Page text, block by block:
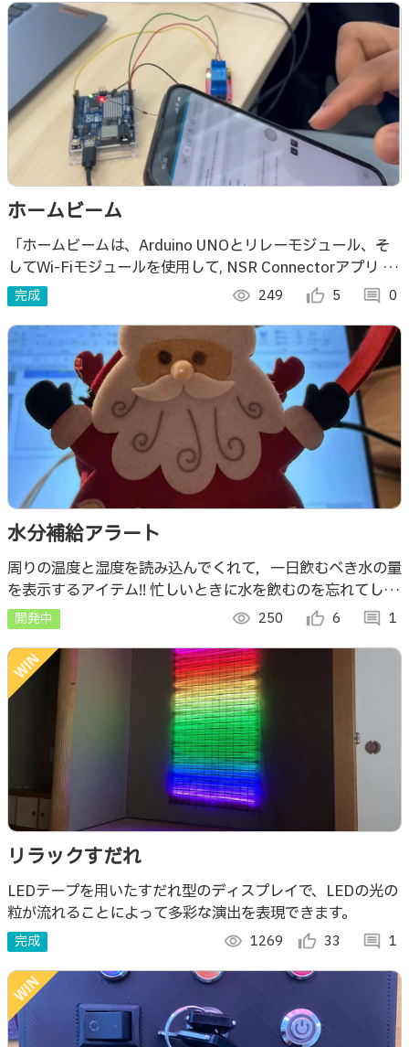
ホームビーム
「ホームビームは、Arduino UNOとリレーモジュール、そ
してWi-Fiモジュールを使用して, NSR Connectorアプリ か
ら照明を遠隔操作できるスマートライト制御システムです.
ス
完成 visibility 249 thumb_up_alt 5 comment 0
水分補給アラート
周りの温度と湿度を読み込んでくれて，一日飲むべき水の量
を表示するアイテム!! 忙しいときに水を飲むのを忘れてしま
う人のためにLEDで「水を飲みましょう」と知らせ，健康管
理をサポートします。
開発中 visibility 250 thumb_up_alt 6 comment 1
リラックすだれ
LEDテープを用いたすだれ型のディスプレイで、LEDの光の
粒が流れることによって多彩な演出を表現できます。
完成 visibility 1269 thumb_up_alt 33 comment 1